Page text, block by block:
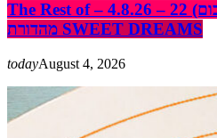
The Rest of מצעד היום (גרסת האלבום) 22 – 4.8.26 –
מהדורת SWEET DREAMS
todayAugust 4, 2026